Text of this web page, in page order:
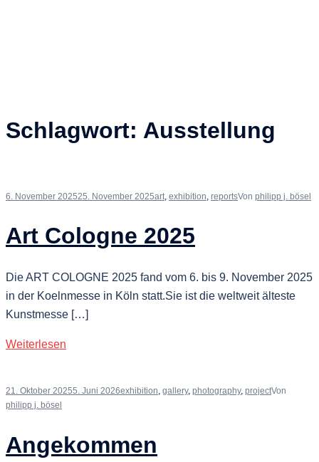
Schlagwort: Ausstellung
6. November 202525. November 2025art, exhibition, reportsVon philipp j. bösel
Art Cologne 2025
Die ART COLOGNE 2025 fand vom 6. bis 9. November 2025
in der Koelnmesse in Köln statt.Sie ist die weltweit älteste
Kunstmesse […]
Weiterlesen
21. Oktober 20255. Juni 2026exhibition, gallery, photography, projectVon
philipp j. bösel
Angekommen